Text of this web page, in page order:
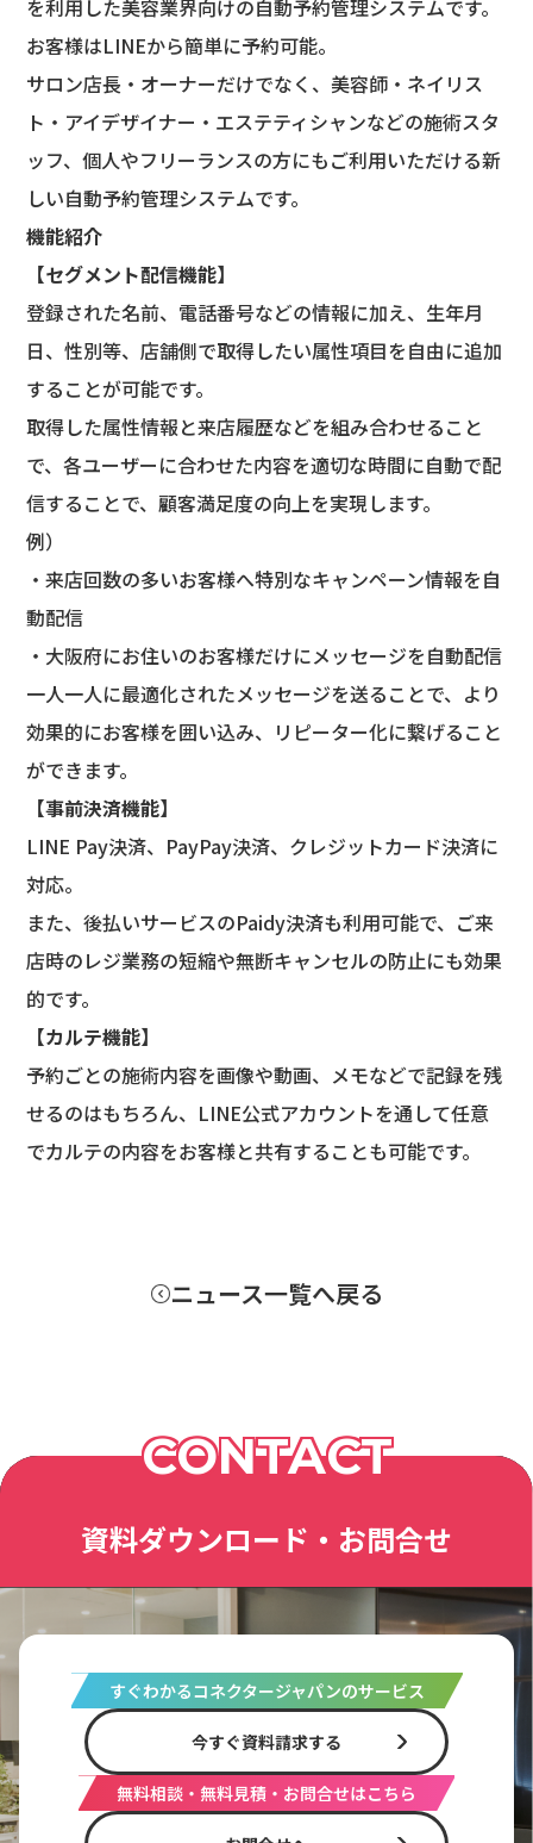
を利用した美容業界向けの自動予約管理システムです。
お客様はLINEから簡単に予約可能。
サロン店長・オーナーだけでなく、美容師・ネイリス
ト・アイデザイナー・エステティシャンなどの施術スタ
ッフ、個人やフリーランスの方にもご利用いただける新
しい自動予約管理システムです。
機能紹介
【セグメント配信機能】
登録された名前、電話番号などの情報に加え、生年月
日、性別等、店舗側で取得したい属性項目を自由に追加
することが可能です。
取得した属性情報と来店履歴などを組み合わせること
で、各ユーザーに合わせた内容を適切な時間に自動で配
信することで、顧客満足度の向上を実現します。
例）
・来店回数の多いお客様へ特別なキャンペーン情報を自
動配信
・大阪府にお住いのお客様だけにメッセージを自動配信
一人一人に最適化されたメッセージを送ることで、より
効果的にお客様を囲い込み、リピーター化に繋げること
ができます。
【事前決済機能】
LINE Pay決済、PayPay決済、クレジットカード決済に
対応。
また、後払いサービスのPaidy決済も利用可能で、ご来
店時のレジ業務の短縮や無断キャンセルの防止にも効果
的です。
【カルテ機能】
予約ごとの施術内容を画像や動画、メモなどで記録を残
せるのはもちろん、LINE公式アカウントを通して任意
でカルテの内容をお客様と共有することも可能です。
ニュース一覧へ戻る
CONTACT
資料ダウンロード・お問合せ
すぐわかるコネクタージャパンのサービス
今すぐ資料請求する
無料相談・無料見積・お問合せはこちら